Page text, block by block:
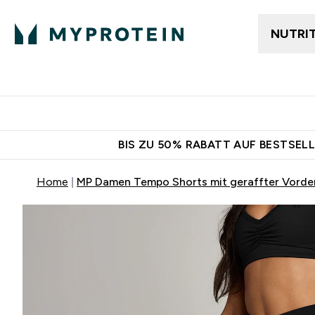
BIS ZU 50% RABATT AUF
Home MP Damen Tempo Shorts mit geraffter